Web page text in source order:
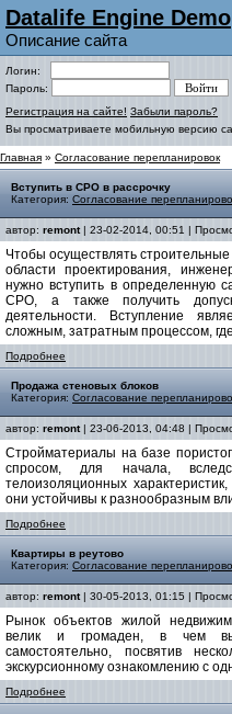
Datalife Engine Demo
Описание сайта
Логин:
Пароль:
Регистрация на сайте! Забыли пароль?
Вы просматриваете мобильную версию
Главная » Согласование перепланировок
Вступить в СРО в рассрочку
Категория: Согласование
автор: remont| 23-02-2014, 00:51 |
Чтобы осуществлять
области проектирования,
нужно вступить в определенную
СРО, а также получить
деятельности. Вступление
сложным, затратным процессом,
Подробнее
Продажа стеновых блоков
Категория: Согласование
автор: remont| 23-06-2013, 04:48 |
Стройматериалы на базе
спросом, для начала,
телоизоляционных
они устойчивы к разнообразным
Подробнее
Квартиры в реутово
Категория: Согласование
автор: remont| 30-05-2013, 01:15 |
Рынок объектов жилой
велик и громаден, в чем вы
самостоятельно, посвятив
экскурсионному ознакомлению с
Подробнее